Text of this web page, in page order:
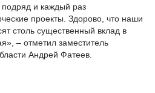
подряд и каждый раз
проекты. Здорово, что наши
столь существенный вклад в
– отметил заместитель
Андрей Фатеев.